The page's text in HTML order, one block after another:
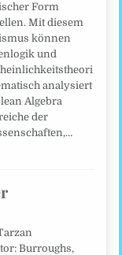
Form
Mit diesem
können
und
analysiert
Algebra
der
Burroughs,